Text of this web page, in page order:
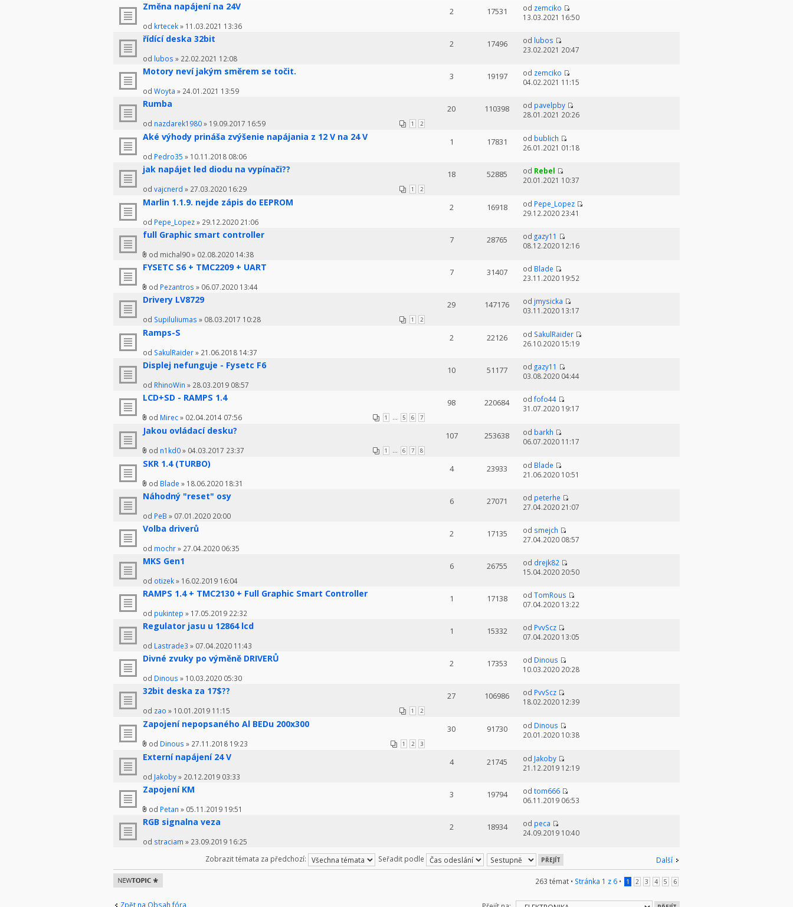
Změna napájení na 24V
od krtecek» 11.03.2021 13:36
2 17531 od zemciko
13.03.2021 16:50
řídící deska 32bit
od lubos » 22.02.2021 12:08
2 17496 od lubos
23.02.2021 20:47
Motory neví jakým směrem se točit.
od Woyta » 24.01.2021 13:59
3 19197 od zemciko
04.02.2021 11:15
Rumba
1 2
od nazdarek1980» 19.09.2017 16:59
20 110398 od pavelpby
28.01.2021 20:26
Aké výhody prináša zvýšenie napájania z 12 V na 24 V
od Pedro35 » 10.11.2018 08:06
1 17831 od bublich
26.01.2021 01:18
jak napájet led diodu na vypínači??
1 2
od vajcnerd » 27.03.2020 16:29
18 52885 od Rebel
20.01.2021 10:37
Marlin 1.1.9. nejde zápis do EEPROM
od Pepe_Lopez» 29.12.2020 21:06
2 16918 od Pepe_Lopez
29.12.2020 23:41
full Graphic smart controller
od michal90 » 02.08.2020 14:38
7 28765 od gazy11
08.12.2020 12:16
FYSETC S6 + TMC2209 + UART
od Pezantros » 06.07.2020 13:44
7 31407 od Blade
23.11.2020 19:52
Drivery LV8729
1 2
od Supiluliumas » 08.03.2017 10:28
29 147176 od jmysicka
03.11.2020 13:17
Ramps-S
od SakulRaider» 21.06.2018 14:37
2 22126 od SakulRaider
26.10.2020 15:19
Displej nefunguje - Fysetc F6
od RhinoWin » 28.03.2019 08:57
10 51177 od gazy11
03.08.2020 04:44
LCD+SD - RAMPS 1.4
1 ... 5 6 7
od Mirec» 02.04.2014 07:56
98 220684 od fofo44
31.07.2020 19:17
Jakou ovládací desku?
1 ... 6 7 8
od n1kd0» 04.03.2017 23:37
107 253638 od barkh
06.07.2020 11:17
SKR 1.4 (TURBO)
od Blade » 18.06.2020 18:31
4 23933 od Blade
21.06.2020 10:51
Náhodný "reset" osy
od PeB » 07.01.2020 20:00
6 27071 od peterhe
27.04.2020 21:07
Volba driverů
od mochr» 27.04.2020 06:35
2 17135 od smejch
27.04.2020 08:57
MKS Gen1
od otizek» 16.02.2019 16:04
6 26755 od drejk82
15.04.2020 20:50
RAMPS 1.4 + TMC2130 + Full Graphic Smart Controller
od pukintep » 17.05.2019 22:32
1 17138 od TomRous
07.04.2020 13:22
Regulator jasu u 12864 lcd
od Lastrade3 » 07.04.2020 11:43
1 15332 od PvvScz
07.04.2020 13:05
Divné zvuky po výměně DRIVERŮ
od Dinous » 10.03.2020 05:30
2 17353 od Dinous
10.03.2020 20:28
32bit deska za 17$??
1 2
od zao » 10.01.2019 11:15
27 106986 od PvvScz
18.02.2020 12:39
Zapojení nepopsaného Al BEDu 200x300
1 2 3
od Dinous » 27.11.2018 19:23
30 91730 od Dinous
20.01.2020 10:38
Externí napájení 24 V
od Jakoby» 20.12.2019 03:33
4 21745 od Jakoby
21.12.2019 12:19
Zapojení KM
od Petan » 05.11.2019 19:51
3 19794 od tom666
06.11.2019 06:53
RGB signalna veza
od straciam » 23.09.2019 16:25
2 18934 od peca
24.09.2019 10:40
Další
Zobrazit témata za předchozí: Seřadit podle
Odeslat nové
téma
263 témat • Stránka 1 z 6 • 1 2 3 4 5 6
Zpět na Obsah fóra